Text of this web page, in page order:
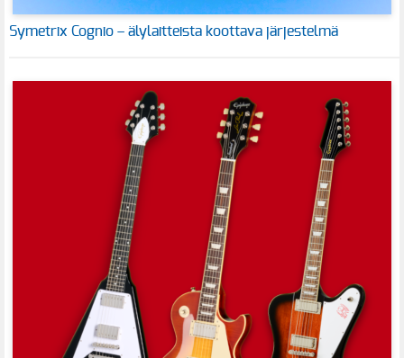
Symetrix Cognio – älylaitteista koottava järjestelmä